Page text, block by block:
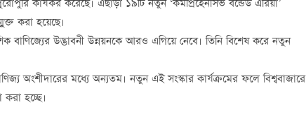
কার্যকর করেছে। এছাড়া ১৯টি নতুন ‘কমপ্রিহেনসিভ বন্ডেড এরিয়া’
করা হয়েছে।
উদ্ভাবনী উন্নয়নকে আরও এগিয়ে নেবে। তিনি বিশেষ করে নতুন
অংশীদারের মধ্যে অন্যতম। নতুন এই সংস্কার কার্যক্রমের ফলে বিশ্ববাজারে
হচ্ছে।